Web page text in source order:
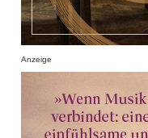
Anzeige